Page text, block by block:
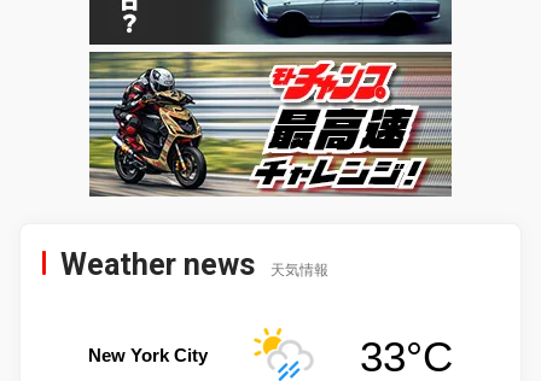
Weather news 天気情報
New York City 33°C